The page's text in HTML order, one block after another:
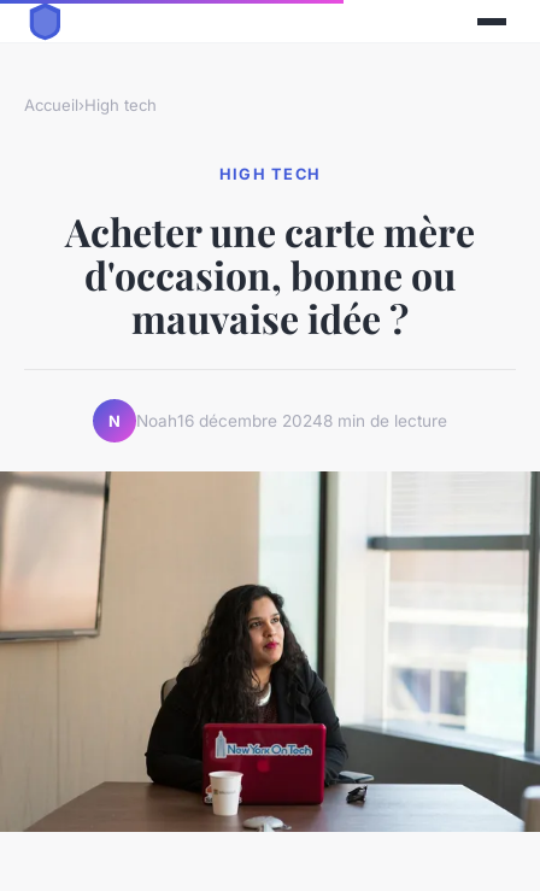
Accueil›High tech
HIGH TECH
Acheter une carte mère
d'occasion, bonne ou
mauvaise idée ?
N Noah16 décembre 20248 min de lecture